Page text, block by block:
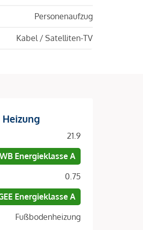
Personenaufzug
Kabel / Satelliten-TV
21.9
Energieklasse A
0.75
Energieklasse A
Fußbodenheizung